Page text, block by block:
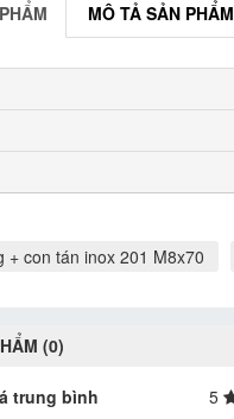
MÔ TẢ SẢN PHẨM
+ con tán inox 201 M8x70
(0)
trung bình 5